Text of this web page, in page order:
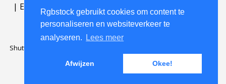
Rgbstock gebruikt cookies om content te
personaliseren en websiteverkeer te
analyseren.
Lees meer
Afwijzen Okee!
| English | Deutsch Español | Português
Nederlands|
Shutterstock official partner of Rgbstock
Rgbstock